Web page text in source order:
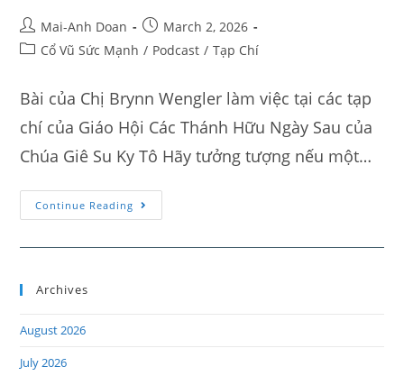
Mai-Anh Doan
March 2, 2026
Cổ Vũ Sức Mạnh / Podcast / Tạp Chí
Bài của Chị Brynn Wengler làm việc tại các tạp
chí của Giáo Hội Các Thánh Hữu Ngày Sau của
Chúa Giê Su Ky Tô Hãy tưởng tượng nếu một…
Continue Reading
Archives
August 2026
July 2026